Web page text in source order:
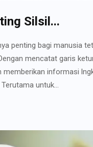
Silsil...
penting bagi manusia
mencatat garis
memberikan informasi
untuk...